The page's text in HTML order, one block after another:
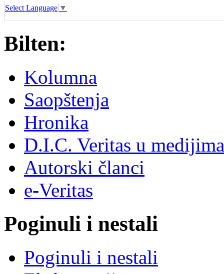
Select Language ▼
Bilten:
Kolumna
Saopštenja
Hronika
D.I.C. Veritas u medijima
Autorski članci
e-Veritas
Poginuli i nestali
Poginuli i nestali